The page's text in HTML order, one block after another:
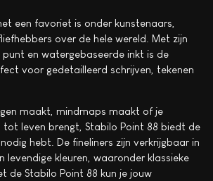
een favoriet is onder kunstenaars,
over de hele wereld. Met zijn
en watergebaseerde inkt is de
voor gedetailleerd schrijven, tekenen
maakt, mindmaps maakt of je
leven brengt, Stabilo Point 88 biedt de
hebt. De fineliners zijn verkrijgbaar in
levendige kleuren, waaronder klassieke
de Stabilo Point 88 kun je jouw